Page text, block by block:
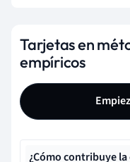
Tarjetas en
empíricos
¿Cómo contribuye